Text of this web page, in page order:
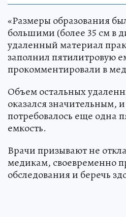
«Размеры образования
большими (более 35 см в
удаленный материал
заполнил пятилитровую
прокомментировали в
Объем остальных
оказался значительным,
потребовалось еще одна
емкость.
Врачи призывают не
медикам, своевременно
обследования и беречь